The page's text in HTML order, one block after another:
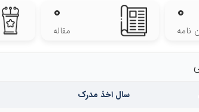
Center,
Medical
Medical
۰
نامه
۰
مقاله
سال اخذ مدرک